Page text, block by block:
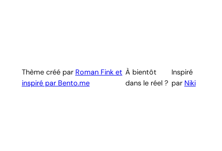
Thème créé par Roman Fink et
inspiré par Bento.me
À bientôt
dans le réel ?
Inspiré
par Niki